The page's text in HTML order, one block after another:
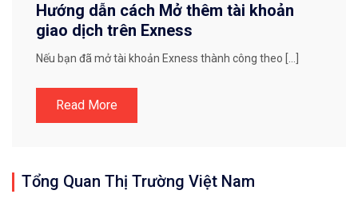
Hướng dẫn cách Mở thêm tài khoản
giao dịch trên Exness
Nếu bạn đã mở tài khoản Exness thành công theo […]
Read More
Tổng Quan Thị Trường Việt Nam